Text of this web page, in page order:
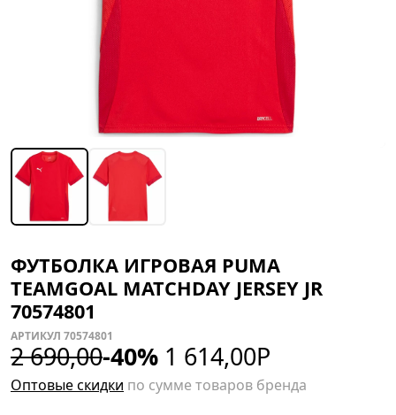
ФУТБОЛКА ИГРОВАЯ PUMA
TEAMGOAL MATCHDAY JERSEY JR
70574801
АРТИКУЛ 70574801
2 690,00-40% 1 614,00Р
Оптовые скидки по сумме товаров бренда